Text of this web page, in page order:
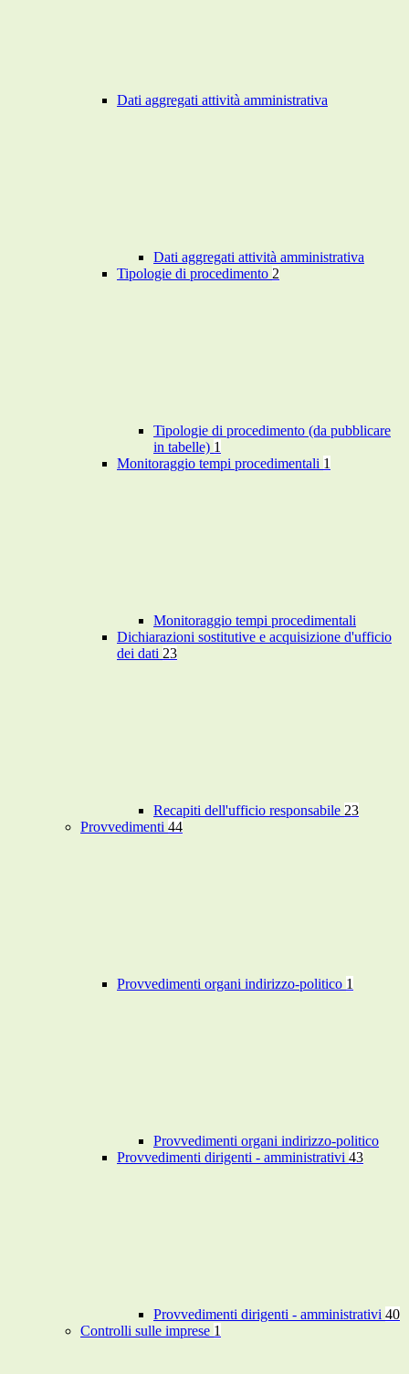
Dati aggregati attività amministrativa
Dati aggregati attività amministrativa
Tipologie di procedimento 2
Tipologie di procedimento (da pubblicare
in tabelle) 1
Monitoraggio tempi procedimentali 1
Monitoraggio tempi procedimentali
Dichiarazioni sostitutive e acquisizione d'ufficio
dei dati 23
Recapiti dell'ufficio responsabile 23
Provvedimenti 44
Provvedimenti organi indirizzo-politico 1
Provvedimenti organi indirizzo-politico
Provvedimenti dirigenti - amministrativi 43
Provvedimenti dirigenti - amministrativi 40
Controlli sulle imprese 1